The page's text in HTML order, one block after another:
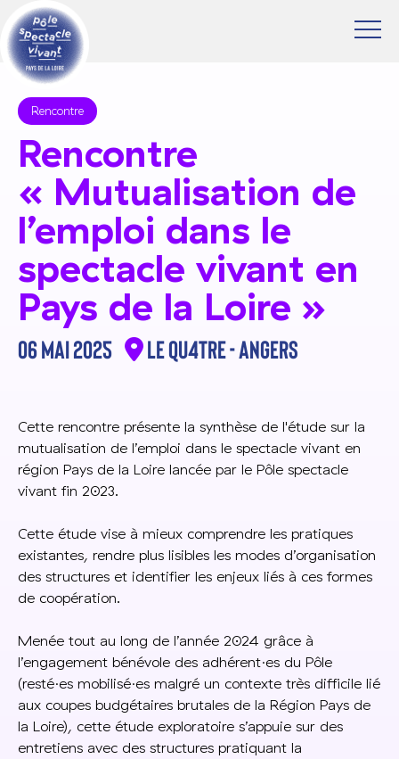
Rencontre
Rencontre
« Mutualisation de
l’emploi dans le
spectacle vivant en
Pays de la Loire »
06 mai 2025 Le Qu4tre - Angers
Cette rencontre présente la synthèse de l'étude sur la
mutualisation de l’emploi dans le spectacle vivant en
région Pays de la Loire lancée par le Pôle spectacle
vivant fin 2023.
Cette étude vise à mieux comprendre les pratiques
existantes, rendre plus lisibles les modes d’organisation
des structures et identifier les enjeux liés à ces formes
de coopération.
Menée tout au long de l’année 2024 grâce à
l’engagement bénévole des adhérent·es du Pôle
(resté·es mobilisé·es malgré un contexte très difficile lié
aux coupes budgétaires brutales de la Région Pays de
la Loire), cette étude exploratoire s’appuie sur des
entretiens avec des structures pratiquant la